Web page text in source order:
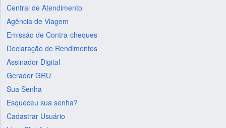
Central de Atendimento
Agência de Viagem
Emissão de Contra-cheques
Declaração de Rendimentos
Assinador Digital
Gerador GRU
Sua Senha
Esqueceu sua senha?
Cadastrar Usuário